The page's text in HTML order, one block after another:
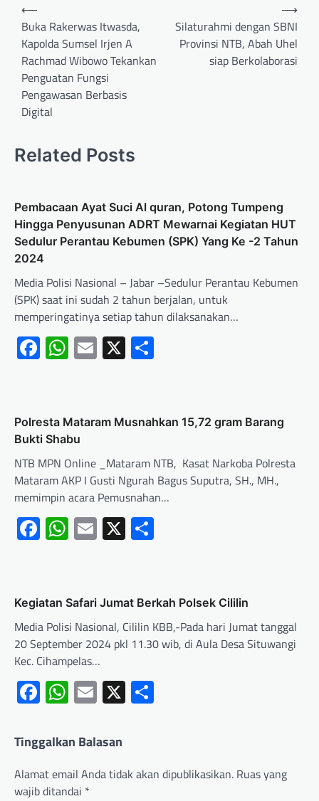
⟵
Buka Rakerwas Itwasda,
Kapolda Sumsel Irjen A
Rachmad Wibowo Tekankan
Penguatan Fungsi
Pengawasan Berbasis
Digital
Silaturahmi dengan SBNI
Provinsi NTB, Abah Uhel
siap Berkolaborasi
⟶
Related Posts
Pembacaan Ayat Suci Al quran, Potong Tumpeng
Hingga Penyusunan ADRT Mewarnai Kegiatan HUT
Sedulur Perantau Kebumen (SPK) Yang Ke -2 Tahun
2024
Media Polisi Nasional – Jabar –Sedulur Perantau Kebumen
(SPK) saat ini sudah 2 tahun berjalan, untuk
memperingatinya setiap tahun dilaksanakan…
Facebook
WhatsApp
Email
X
Polresta Mataram Musnahkan 15,72 gram Barang
Bukti Shabu
NTB MPN Online _Mataram NTB, Kasat Narkoba Polresta
Mataram AKP I Gusti Ngurah Bagus Suputra, SH., MH.,
memimpin acara Pemusnahan…
Facebook
WhatsApp
Email
X
Kegiatan Safari Jumat Berkah Polsek Cililin
Media Polisi Nasional, Cililin KBB,-Pada hari Jumat tanggal
20 September 2024 pkl 11.30 wib, di Aula Desa Situwangi
Kec. Cihampelas…
Facebook
WhatsApp
Email
X
Tinggalkan Balasan
Alamat email Anda tidak akan dipublikasikan. Ruas yang
wajib ditandai *